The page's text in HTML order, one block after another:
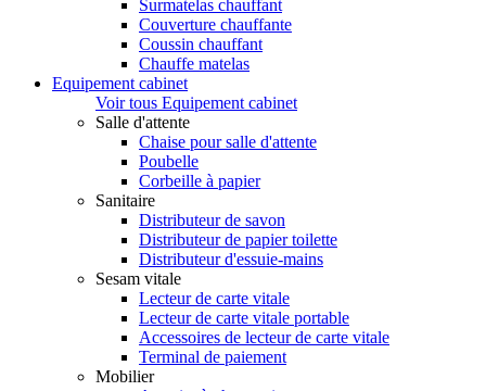
Surmatelas chauffant
Couverture chauffante
Coussin chauffant
Chauffe matelas
Equipement cabinet
Voir tous Equipement cabinet
Salle d'attente
Chaise pour salle d'attente
Poubelle
Corbeille à papier
Sanitaire
Distributeur de savon
Distributeur de papier toilette
Distributeur d'essuie-mains
Sesam vitale
Lecteur de carte vitale
Lecteur de carte vitale portable
Accessoires de lecteur de carte vitale
Terminal de paiement
Mobilier